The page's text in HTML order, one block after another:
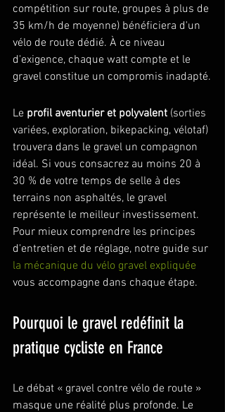
compétition sur route, groupes à plus de
35 km/h de moyenne) bénéficiera d'un
vélo de route dédié. À ce niveau
d'exigence, chaque watt compte et le
gravel constitue un compromis inadapté.
Le profil aventurier et polyvalent (sorties
variées, exploration, bikepacking, vélotaf)
trouvera dans le gravel un compagnon
idéal. Si vous consacrez au moins 20 à
30 % de votre temps de selle à des
terrains non asphaltés, le gravel
représente le meilleur investissement.
Pour mieux comprendre les principes
d'entretien et de réglage, notre guide sur
la mécanique du vélo gravel expliquée
vous accompagne dans chaque étape.
Pourquoi le gravel redéfinit la
pratique cycliste en France
Le débat « gravel contre vélo de route »
masque une réalité plus profonde. Le